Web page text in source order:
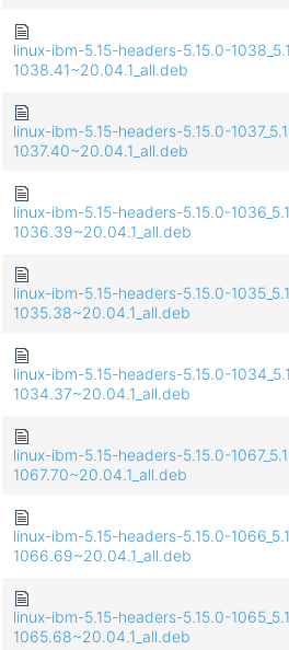
linux-ibm-5.15-headers-5.15.0-
1038.41~20.04.1_all.deb
linux-ibm-5.15-headers-5.15.0-
1037.40~20.04.1_all.deb
linux-ibm-5.15-headers-5.15.0-
1036.39~20.04.1_all.deb
linux-ibm-5.15-headers-5.15.0-
1035.38~20.04.1_all.deb
linux-ibm-5.15-headers-5.15.0-
1034.37~20.04.1_all.deb
linux-ibm-5.15-headers-5.15.0-
1067.70~20.04.1_all.deb
linux-ibm-5.15-headers-5.15.0-
1066.69~20.04.1_all.deb
linux-ibm-5.15-headers-5.15.0-
1065.68~20.04.1_all.deb